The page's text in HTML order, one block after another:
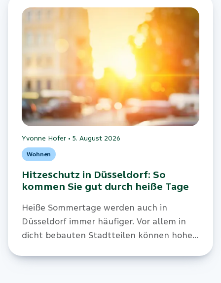
Yvonne Hofer• 5. August 2026
Wohnen
Hitzeschutz in Düsseldorf: So
kommen Sie gut durch heiße Tage
Heiße Sommertage werden auch in
Düsseldorf immer häufiger. Vor allem in
dicht bebauten Stadtteilen können hohe
Gesundheit und Wohlbefinden werden.